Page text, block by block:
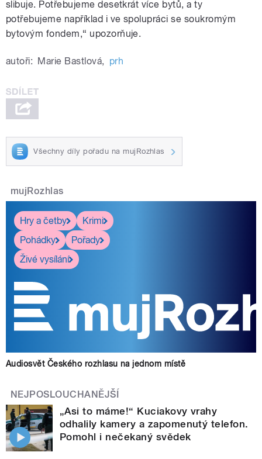
slibuje. Potřebujeme desetkrát více bytů, a ty
potřebujeme například i ve spolupráci se soukromým
bytovým fondem,“ upozorňuje.
autoři: Marie Bastlová, prh
Všechny díly pořadu na mujRozhlas
mujRozhlas
Hry a četby
Krimi
Pohádky
Pořady
Živé vysílání
Audiosvět Českého rozhlasu na jednom místě
NEJPOSLOUCHANĚJŠÍ
„Asi to máme!“ Kuciakovy vrahy
odhalily kamery a zapomenutý telefon.
Pomohl i nečekaný svědek